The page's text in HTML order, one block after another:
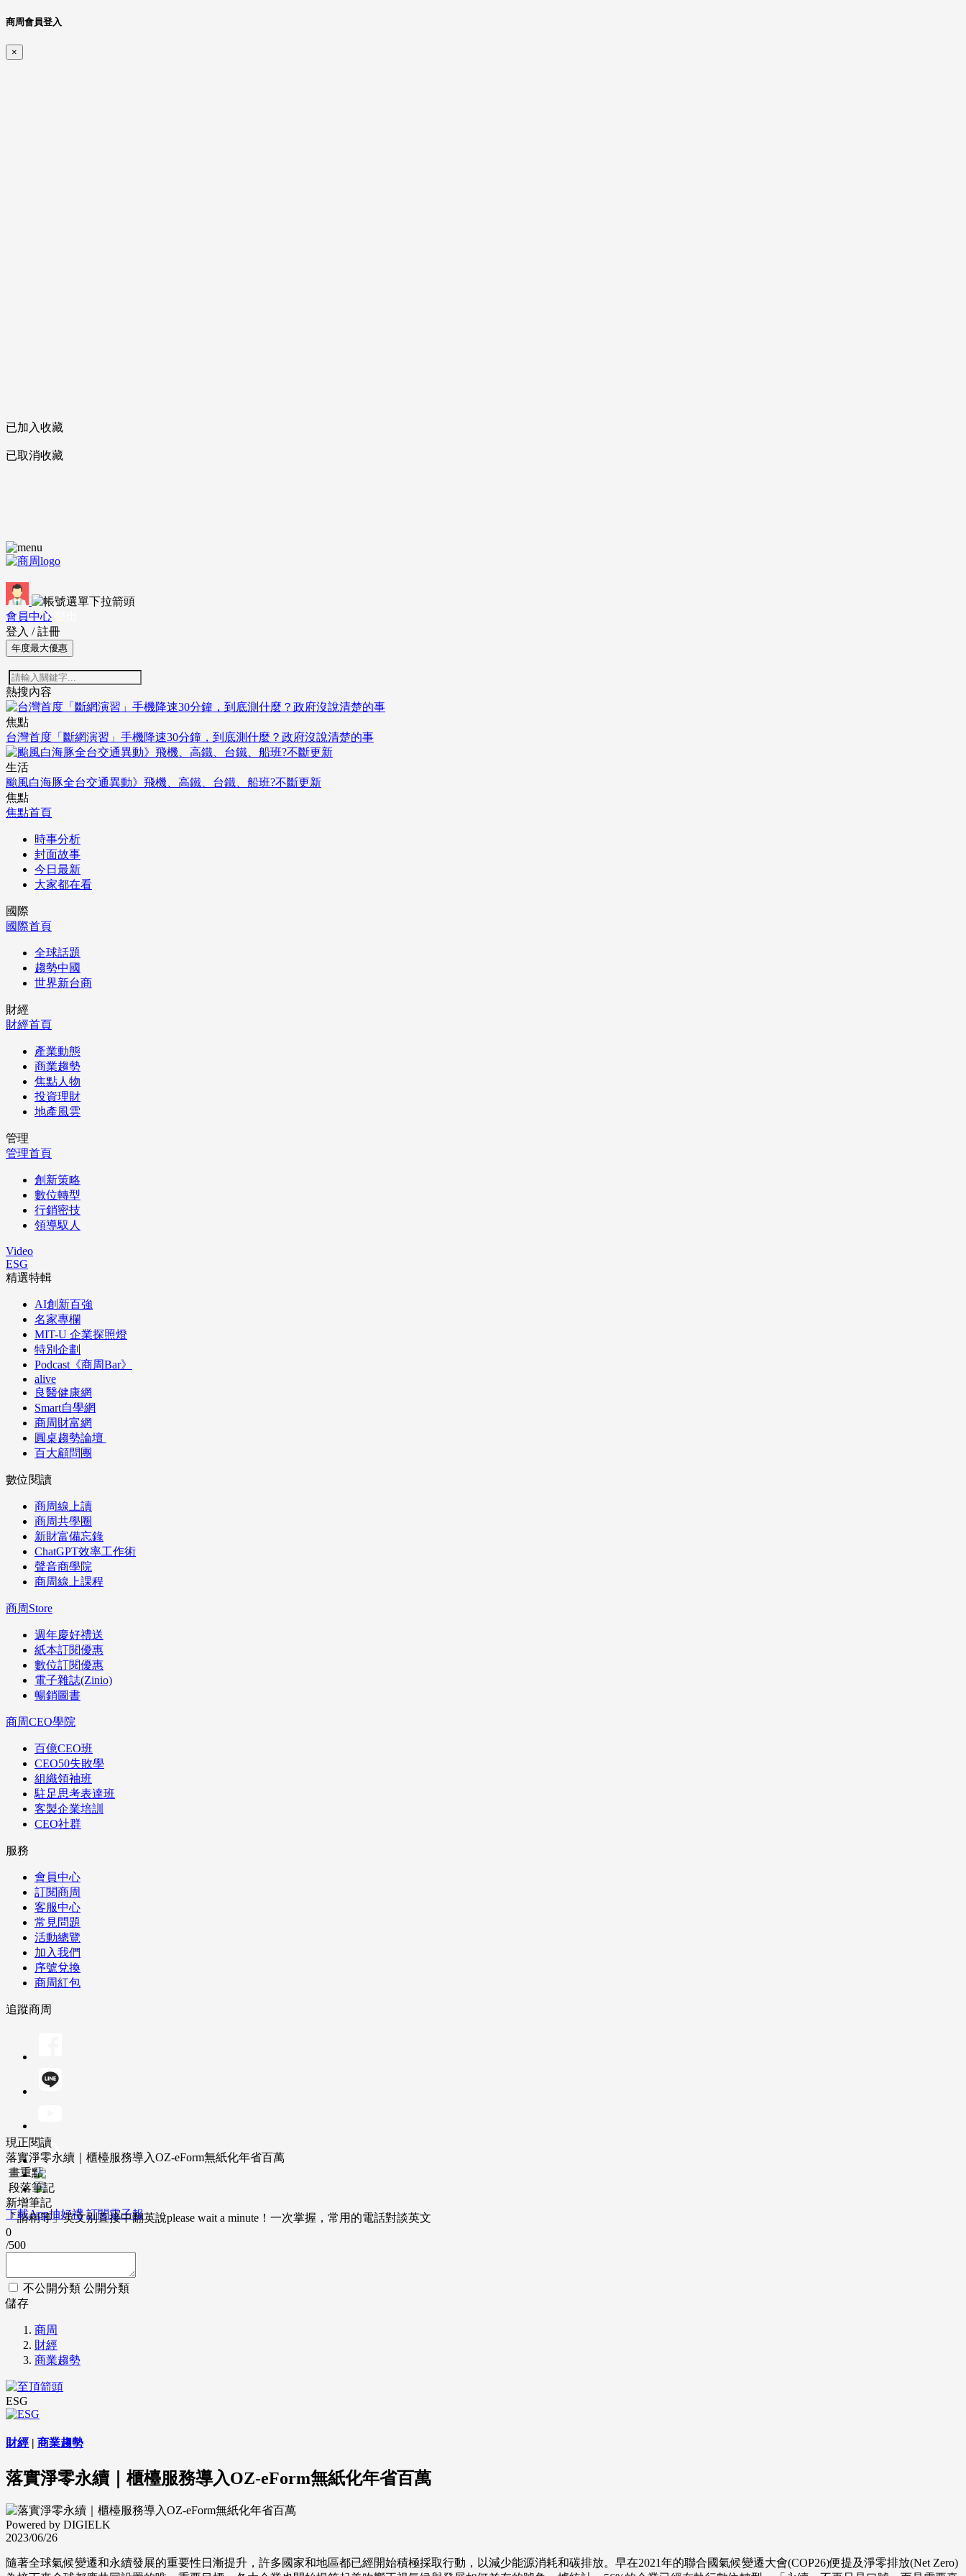
商周會員登入
×
已加入收藏
已取消收藏
會員中心
登入 / 註冊
年度最大優惠
熱搜內容
焦點
台灣首度「斷網演習」手機降速30分鐘，到底測什麼？政府沒說清楚的事
生活
颱風白海豚全台交通異動》飛機、高鐵、台鐵、船班?不斷更新
焦點
焦點首頁
時事分析
封面故事
今日最新
大家都在看
國際
國際首頁
全球話題
趨勢中國
世界新台商
財經
財經首頁
產業動態
商業趨勢
焦點人物
投資理財
地產風雲
管理
管理首頁
創新策略
數位轉型
行銷密技
領導馭人
Video
ESG
精選特輯
AI創新百強
名家專欄
MIT-U 企業探照燈
特別企劃
Podcast《商周Bar》
alive
良醫健康網
Smart自學網
商周財富網
圓桌趨勢論壇
百大顧問團
數位閱讀
商周線上讀
商周共學圈
新財富備忘錄
ChatGPT效率工作術
聲音商學院
商周線上課程
商周Store
週年慶好禮送
紙本訂閱優惠
數位訂閱優惠
電子雜誌(Zinio)
暢銷圖書
商周CEO學院
百億CEO班
CEO50失敗學
組織領袖班
駐足思考表達班
客製企業培訓
CEO社群
服務
會員中心
訂閱商周
客服中心
常見問題
活動總覽
加入我們
序號兌換
商周紅包
追蹤商周
下載App抽好禮 訂閱電子報
現正閱讀
落實淨零永續｜櫃檯服務導入OZ-eForm無紙化年省百萬
畫重點
段落筆記
新增筆記
「請稍等」英文別直接中翻英說please wait a minute！一次掌握，常用的電話對談英文
0
/500
不公開分類 公開分類
儲存
商周
財經
商業趨勢
ESG
財經 | 商業趨勢
落實淨零永續｜櫃檯服務導入OZ-eForm無紙化年省百萬
Powered by DIGIELK
2023/06/26
隨著全球氣候變遷和永續發展的重要性日漸提升，許多國家和地區都已經開始積極採取行動，以減少能源消耗和碳排放。早在2021年的聯合國氣候變遷大會(COP26)便提及淨零排放(Net Zero)